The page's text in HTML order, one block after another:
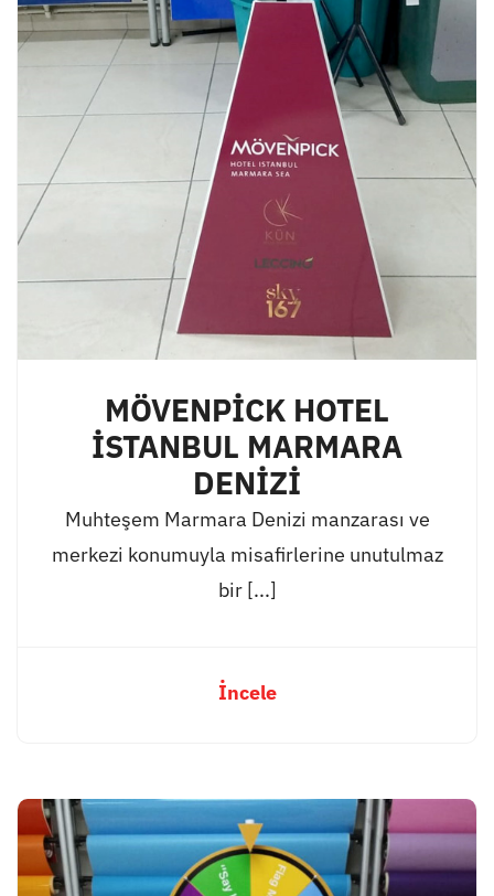
MÖVENPİCK HOTEL
İSTANBUL MARMARA
DENİZİ
Muhteşem Marmara Denizi manzarası ve
merkezi konumuyla misafirlerine unutulmaz
bir [...]
İncele